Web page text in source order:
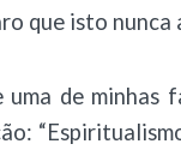
que isto
de minhas